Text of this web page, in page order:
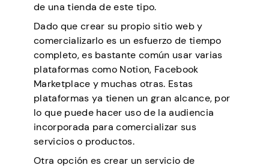
de una tienda de este tipo.
Dado que crear su propio sitio web y
comercializarlo es un esfuerzo de tiempo
completo, es bastante común usar varias
plataformas como Notion, Facebook
Marketplace y muchas otras. Estas
plataformas ya tienen un gran alcance, por
lo que puede hacer uso de la audiencia
incorporada para comercializar sus
servicios o productos.
Otra opción es crear un servicio de